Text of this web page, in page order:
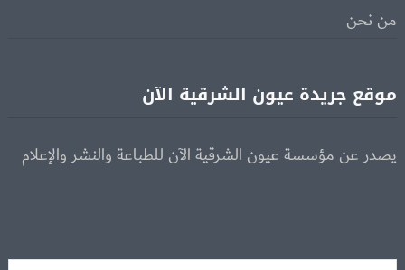
من نحن
موقع جريدة عيون الشرقية الآن
يصدر عن مؤسسة عيون الشرقية الآن للطباعة والنشر والإعلام